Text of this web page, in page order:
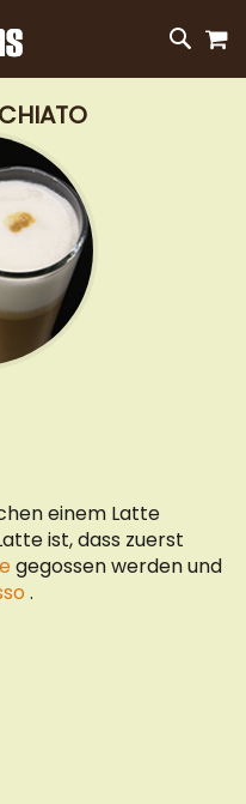
DIREKT
ZUM
INHALT
einem Latte
ist, dass zuerst
gegossen werden und
.